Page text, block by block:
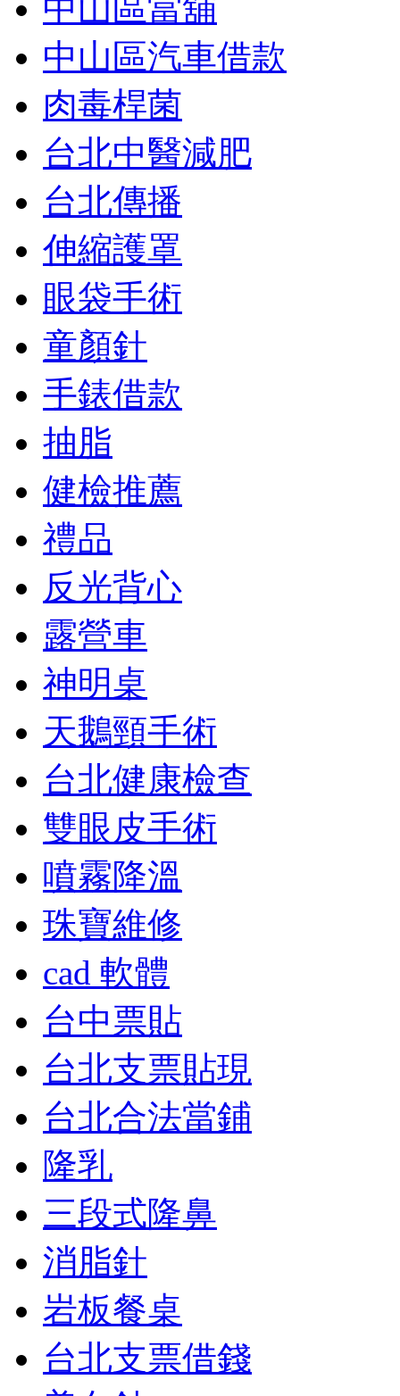
中山區當舖
中山區汽車借款
肉毒桿菌
台北中醫減肥
台北傳播
伸縮護罩
眼袋手術
童顏針
手錶借款
抽脂
健檢推薦
禮品
反光背心
露營車
神明桌
天鵝頸手術
台北健康檢查
雙眼皮手術
噴霧降溫
珠寶維修
cad 軟體
台中票貼
台北支票貼現
台北合法當鋪
隆乳
三段式隆鼻
消脂針
岩板餐桌
台北支票借錢